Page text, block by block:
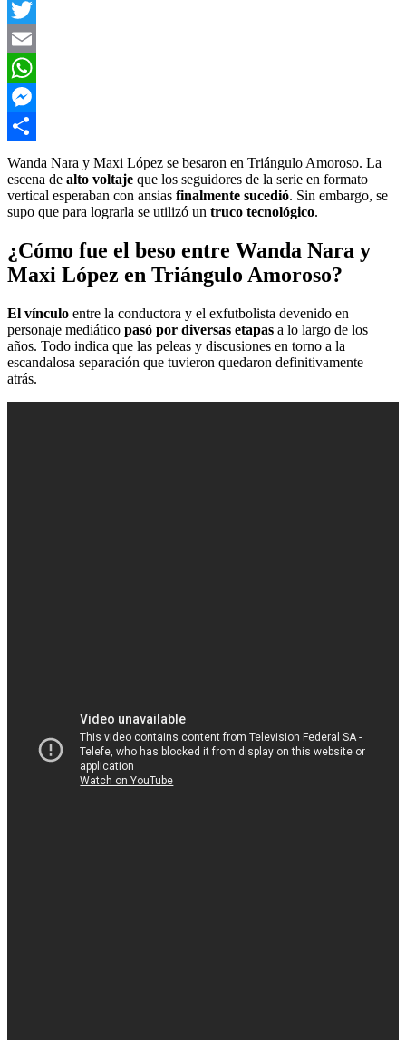
Facebook
Twitter
Email
WhatsApp
Messenger
Compartir
Wanda Nara y Maxi López se besaron en Triángulo Amoroso. La
escena de alto voltaje que los seguidores de la serie en formato
vertical esperaban con ansias finalmente sucedió. Sin embargo, se
supo que para lograrla se utilizó un truco tecnológico.
¿Cómo fue el beso entre Wanda Nara y
Maxi López en Triángulo Amoroso?
El vínculo entre la conductora y el exfutbolista devenido en
personaje mediático pasó por diversas etapas a lo largo de los
años. Todo indica que las peleas y discusiones en torno a la
escandalosa separación que tuvieron quedaron definitivamente
atrás.